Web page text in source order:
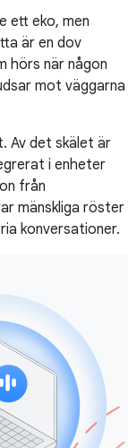
ett eko, men
är en dov
hörs när någon
mot väggarna
Av det skälet är
i enheter
från
mänskliga röster
konversationer.